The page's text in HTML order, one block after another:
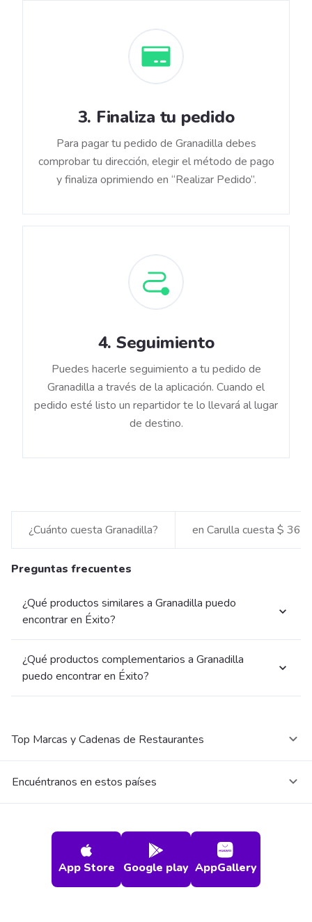
3. Finaliza tu pedido
Para pagar tu pedido de Granadilla debes
comprobar tu dirección, elegir el método de pago
y finaliza oprimiendo en “Realizar Pedido”.
4. Seguimiento
Puedes hacerle seguimiento a tu pedido de
Granadilla a través de la aplicación. Cuando el
pedido esté listo un repartidor te lo llevará al lugar
de destino.
¿Cuánto cuesta Granadilla? en Carulla cuesta $
Preguntas frecuentes
¿Qué productos similares a Granadilla puedo
encontrar en Éxito?
¿Qué productos complementarios a Granadilla
puedo encontrar en Éxito?
Top Marcas y Cadenas de Restaurantes
Encuéntranos en estos países
App Store Google play AppGallery